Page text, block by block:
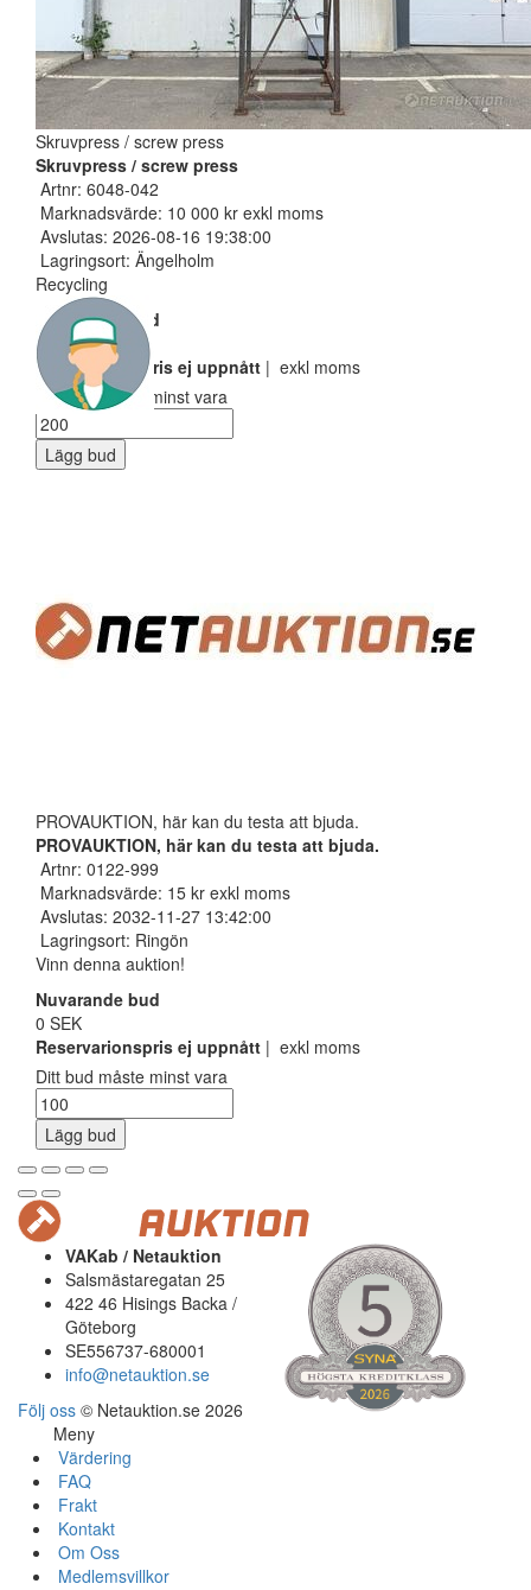
Skruvpress / screw press
Skruvpress / screw press
Artnr: 6048-042
Marknadsvärde: 10 000 kr exkl moms
Avslutas: 2026-08-16 19:38:00
Lagringsort: Ängelholm
Recycling
Nuvarande bud
100 SEK
Reservarionspris ej uppnått | exkl moms
Ditt bud måste minst vara
Lägg bud
PROVAUKTION, här kan du testa att bjuda.
PROVAUKTION, här kan du testa att bjuda.
Artnr: 0122-999
Marknadsvärde: 15 kr exkl moms
Avslutas: 2032-11-27 13:42:00
Lagringsort: Ringön
Vinn denna auktion!
Nuvarande bud
0 SEK
Reservarionspris ej uppnått | exkl moms
Ditt bud måste minst vara
Lägg bud
VAKab / Netauktion
Salsmästaregatan 25
422 46 Hisings Backa /
Göteborg
SE556737-680001
info@netauktion.se
Följ oss © Netauktion.se 2026
Meny
Värdering
FAQ
Frakt
Kontakt
Om Oss
Medlemsvillkor